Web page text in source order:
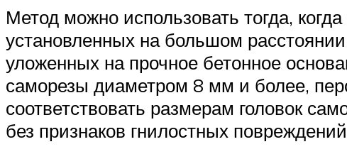
Метод можно использовать тогда,
установленных на большом
уложенных на прочное бетонное
саморезы диаметром 8 мм и более,
соответствовать размерам головок
без признаков гнилостных